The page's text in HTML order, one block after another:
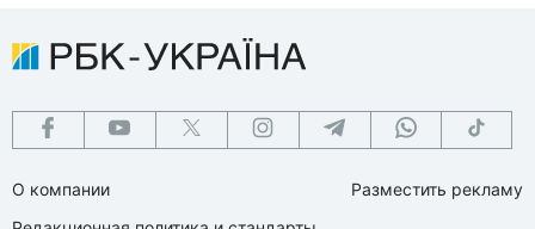
О компании
Разместить рекламу